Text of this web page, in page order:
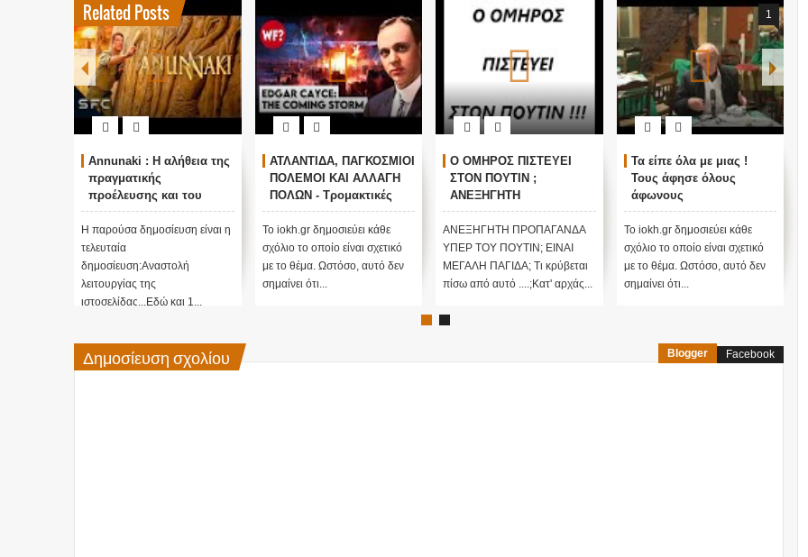
Related Posts
Annunaki : Η αλήθεια της
πραγματικής
προέλευσης και του
σκοπού τους και
αναστολή λειτουργίας
μας ....
Η παρούσα δημοσίευση είναι η
τελευταία
δημοσίευση:Αναστολή
λειτουργίας της
ιστοσελίδας...Εδώ και 1...
ΑΤΛΑΝΤΙΔΑ, ΠΑΓΚΟΣΜΙΟΙ
ΠΟΛΕΜΟΙ ΚΑΙ ΑΛΛΑΓΗ
ΠΟΛΩΝ - Τρομακτικές
προβλέψεις του Edgar
Cayce (Video)
Το iokh.gr δημοσιεύει κάθε
σχόλιο το οποίο είναι σχετικό
με το θέμα. Ωστόσο, αυτό δεν
σημαίνει ότι...
Ο ΟΜΗΡΟΣ ΠΙΣΤΕΥΕΙ
ΣΤΟΝ ΠΟΥΤΙΝ ;
ΑΝΕΞΗΓΗΤΗ
ΠΡΟΠΑΓΑΝΔΑ ΥΠΕΡ ΤΟΥ
ΠΟΥΤΙΝ;
ΑΝΕΞΗΓΗΤΗ ΠΡΟΠΑΓΑΝΔΑ
ΥΠΕΡ ΤΟΥ ΠΟΥΤΙΝ; ΕΙΝΑΙ
ΜΕΓΑΛΗ ΠΑΓΙΔΑ; Τι κρύβεται
πίσω από αυτό ....;Κατ' αρχάς...
1
Τα είπε όλα με μιας !
Τους άφησε όλους
άφωνους
Το iokh.gr δημοσιεύει κάθε
σχόλιο το οποίο είναι σχετικό
με το θέμα. Ωστόσο, αυτό δεν
σημαίνει ότι...
Δημοσίευση σχολίου Blogger Facebook